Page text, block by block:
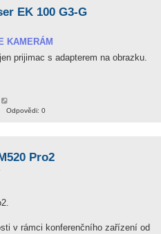
EK 100 G3-G
KAMERÁM
prijimac s adapterem na obrazku.
Odpovědi: 0
Pro2
v rámci konferenčního zařízení od